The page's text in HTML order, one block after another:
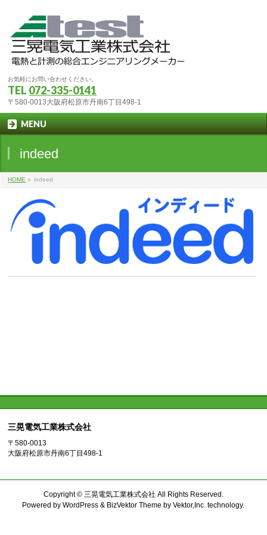
お気軽にお問い合わせください。
TEL 072-335-0141
〒580-0013大阪府松原市丹南6丁目498-1
MENU
indeed
HOME » indeed
三晃電気工業株式会社
〒580-0013
大阪府松原市丹南6丁目498-1
Copyright © 三晃電気工業株式会社 All Rights Reserved.
Powered byWordPress & BizVektor Theme byVektor,Inc. technology.